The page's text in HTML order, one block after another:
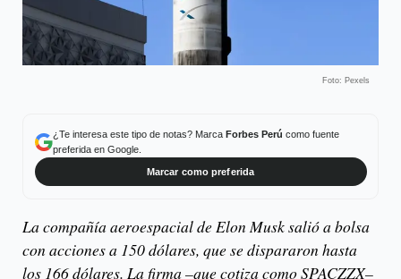
Foto: Pexels
¿Te interesa este tipo de notas? Marca Forbes Perú como fuente
preferida en Google.
Marcar como preferida
La compañía aeroespacial de Elon Musk salió a bolsa
con acciones a 150 dólares, que se dispararon hasta
los 166 dólares. La firma –que cotiza como SPACZZX–